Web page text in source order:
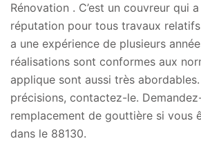
Rénovation . C’est un couvreur qui
réputation pour tous travaux
a une expérience de plusieurs
réalisations sont conformes aux
applique sont aussi très
précisions, contactez-le.
remplacement de gouttière si vous
dans le 88130.